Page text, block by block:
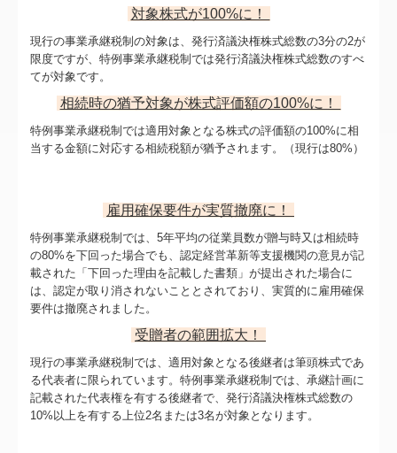
対象株式が100%に！
現行の事業承継税制の対象は、発行済議決権株式総数の3分の2が
限度ですが、特例事業承継税制では発行済議決権株式総数のすべ
てが対象です。
相続時の猶予対象が株式評価額の100%に！
特例事業承継税制では適用対象となる株式の評価額の100%に相
当する金額に対応する相続税額が猶予されます。（現行は80%）
雇用確保要件が実質撤廃に！
特例事業承継税制では、5年平均の従業員数が贈与時又は相続時
の80%を下回った場合でも、認定経営革新等支援機関の意見が記
載された「下回った理由を記載した書類」が提出された場合に
は、認定が取り消されないこととされており、実質的に雇用確保
要件は撤廃されました。
受贈者の範囲拡大！
現行の事業承継税制では、適用対象となる後継者は筆頭株式であ
る代表者に限られています。特例事業承継税制では、承継計画に
記載された代表権を有する後継者で、発行済議決権株式総数の
10%以上を有する上位2名または3名が対象となります。